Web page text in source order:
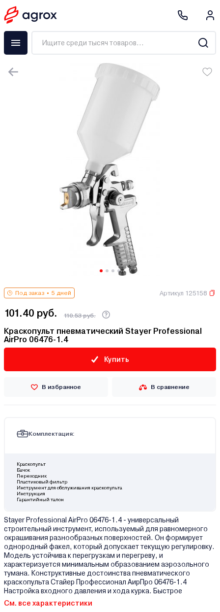
Под заказ 5 дней Артикул 125158
101.40 руб. 110.53 руб.
Краскопульт пневматический Stayer Professional
AirPro 06476-1.4
Купить
В избранное В сравнение
Комплектация:
Краскопульт
Бачок
Переходник
Пластиковый фильтр
Инструмент для обслуживания краскопульта
Инструкция
Гарантийный талон
Stayer Professional AirPro 06476-1.4 - универсальный
строительный инструмент, используемый для равномерного
окрашивания разнообразных поверхностей. Он формирует
однородный факел, который допускает текущую регулировку.
Модель устойчива к перегрузкам и перегреву, и
характеризуется минимальным образованием аэрозольного
тумана. Конструктивные достоинства пневматического
краскопульта Стайер Профессионал АирПро 06476-1.4
Настройка входного давления и хода курка. Быстрое
См. все характеристики